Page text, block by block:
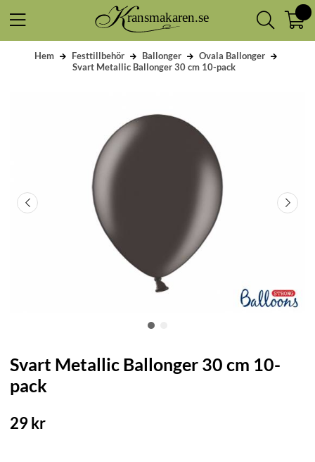
Hem Festtillbehör Ballonger
Ovala Ballonger
Svart Metallic Ballonger 30 cm 10-pack
Svart Metallic Ballonger 30 cm 10-
pack
29kr